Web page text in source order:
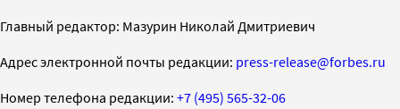
Главный редактор: Мазурин Николай Дмитриевич
Адрес электронной почты редакции: press-release@forbes.ru
Номер телефона редакции: +7 (495) 565-32-06